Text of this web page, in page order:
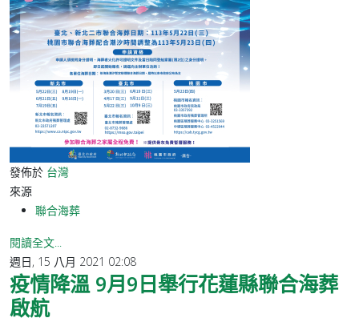
發佈於 台灣
來源
聯合海葬
閱讀全文...
週日, 15 八月 2021 02:08
疫情降溫 9月9日舉行花蓮縣聯合海葬
啟航